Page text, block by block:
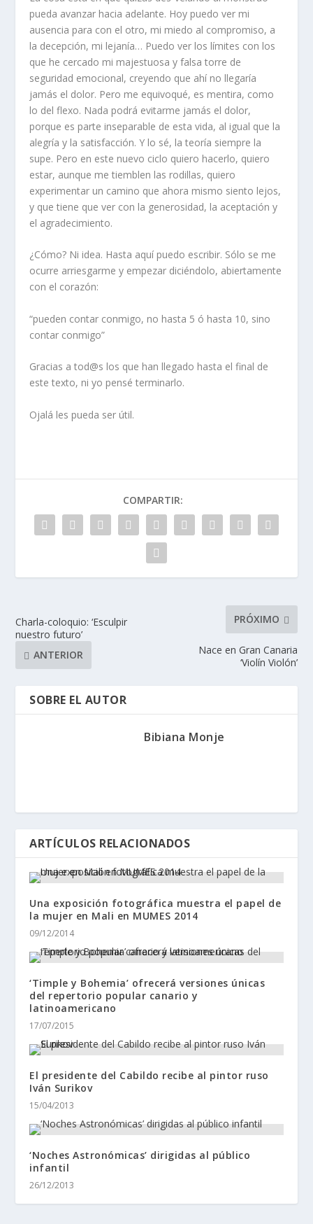
pueda avanzar hacia adelante. Hoy puedo ver mi
ausencia para con el otro, mi miedo al compromiso, a
la decepción, mi lejanía… Puedo ver los límites con los
que he cercado mi majestuosa y falsa torre de
seguridad emocional, creyendo que ahí no llegaría
jamás el dolor. Pero me equivoqué, es mentira, como
lo del flexo. Nada podrá evitarme jamás el dolor,
porque es parte inseparable de esta vida, al igual que la
alegría y la satisfacción. Y lo sé, la teoría siempre la
supe. Pero en este nuevo ciclo quiero hacerlo, quiero
estar, aunque me tiemblen las rodillas, quiero
experimentar un camino que ahora mismo siento lejos,
y que tiene que ver con la generosidad, la aceptación y
el agradecimiento.
¿Cómo? Ni idea. Hasta aquí puedo escribir. Sólo se me
ocurre arriesgarme y empezar diciéndolo, abiertamente
con el corazón:
“pueden contar conmigo, no hasta 5 ó hasta 10, sino
contar conmigo”
Gracias a tod@s los que han llegado hasta el final de
este texto, ni yo pensé terminarlo.
Ojalá les pueda ser útil.
COMPARTIR:
Charla-coloquio: ‘Esculpir
nuestro futuro’
ANTERIOR
PRÓXIMO
Nace en Gran Canaria
‘Violín Violón’
SOBRE EL AUTOR
Bibiana Monje
ARTÍCULOS RELACIONADOS
Una exposición fotográfica muestra el papel de
la mujer en Mali en MUMES 2014
09/12/2014
‘Timple y Bohemia’ ofrecerá versiones únicas
del repertorio popular canario y
latinoamericano
17/07/2015
El presidente del Cabildo recibe al pintor ruso
Iván Surikov
15/04/2013
‘Noches Astronómicas’ dirigidas al público
infantil
26/12/2013